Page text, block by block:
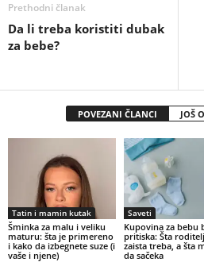
Prethodni članak
Da li treba koristiti dubak
za bebe?
POVEZANI ČLANCI JOŠ
Tatin i mamin kutak
Šminka za malu i veliku
maturu: šta je primereno
i kako da izbegnete suze (i
vaše i njene)
Saveti
Kupovina za bebu
pritiska: Šta
zaista treba, a šta
da sačeka